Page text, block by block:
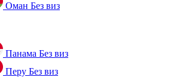
Оман Без виз
Панама Без виз
Перу Без виз